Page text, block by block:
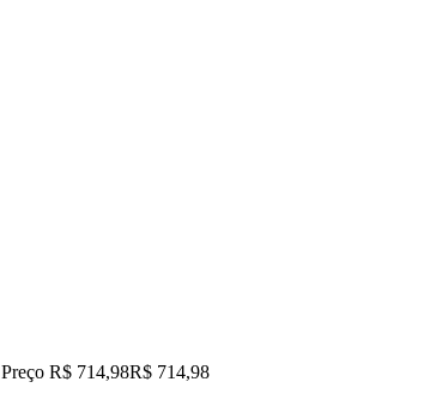
Preço R$ 714,98R$ 714,98